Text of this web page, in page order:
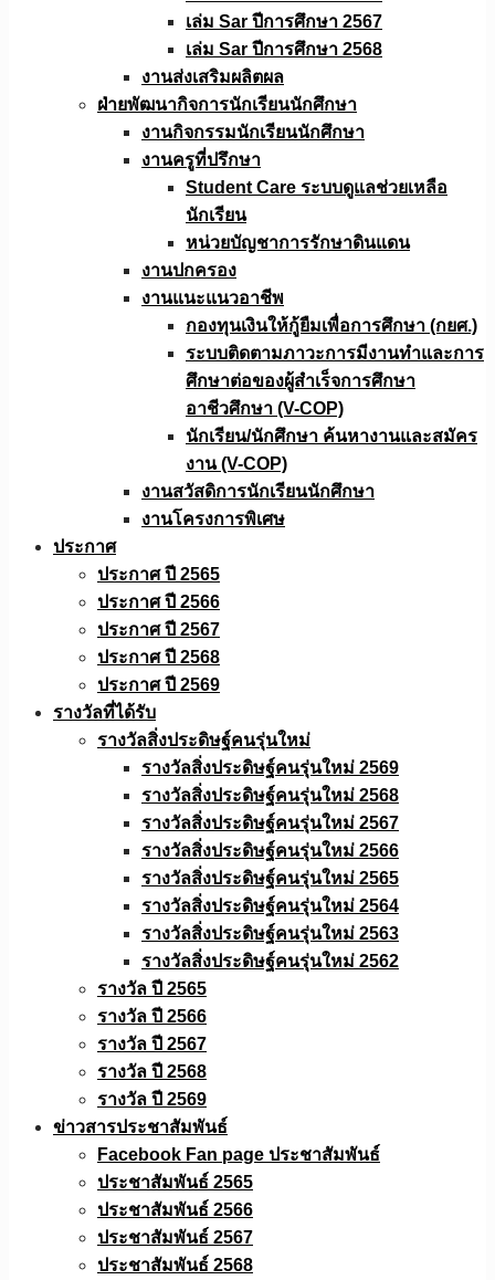
เล่ม Sar ปีการศึกษา 2567
เล่ม Sar ปีการศึกษา 2568
งานส่งเสริมผลิตผล
ฝ่ายพัฒนากิจการนักเรียนนักศึกษา
งานกิจกรรมนักเรียนนักศึกษา
งานครูที่ปรึกษา
Student Care ระบบดูแลช่วยเหลือ
นักเรียน
หน่วยบัญชาการรักษาดินแดน
งานปกครอง
งานแนะแนวอาชีพ
กองทุนเงินให้กู้ยืมเพื่อการศึกษา (กยศ.)
ระบบติดตามภาวะการมีงานทำและการ
ศึกษาต่อของผู้สำเร็จการศึกษา
อาชีวศึกษา (V-COP)
นักเรียน/นักศึกษา ค้นหางานและสมัคร
งาน (V-COP)
งานสวัสดิการนักเรียนนักศึกษา
งานโครงการพิเศษ
ประกาศ
ประกาศ ปี 2565
ประกาศ ปี 2566
ประกาศ ปี 2567
ประกาศ ปี 2568
ประกาศ ปี 2569
รางวัลที่ได้รับ
รางวัลสิ่งประดิษฐ์คนรุ่นใหม่
รางวัลสิ่งประดิษฐ์คนรุ่นใหม่ 2569
รางวัลสิ่งประดิษฐ์คนรุ่นใหม่ 2568
รางวัลสิ่งประดิษฐ์คนรุ่นใหม่ 2567
รางวัลสิ่งประดิษฐ์คนรุ่นใหม่ 2566
รางวัลสิ่งประดิษฐ์คนรุ่นใหม่ 2565
รางวัลสิ่งประดิษฐ์คนรุ่นใหม่ 2564
รางวัลสิ่งประดิษฐ์คนรุ่นใหม่ 2563
รางวัลสิ่งประดิษฐ์คนรุ่นใหม่ 2562
รางวัล ปี 2565
รางวัล ปี 2566
รางวัล ปี 2567
รางวัล ปี 2568
รางวัล ปี 2569
ข่าวสารประชาสัมพันธ์
Facebook Fan page ประชาสัมพันธ์
ประชาสัมพันธ์ 2565
ประชาสัมพันธ์ 2566
ประชาสัมพันธ์ 2567
ประชาสัมพันธ์ 2568